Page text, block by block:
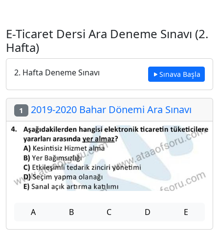
E-Ticaret Dersi Ara Deneme Sınavı (2.
Hafta)
2. Hafta Deneme Sınavı Sınava Başla
1 2019-2020 Bahar Dönemi Ara Sınavı
A B C D E